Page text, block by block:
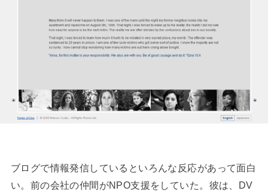
ブログで情報発信しているといろんな反応があって面白
い。前の会社の仲間がNPO支援をしていた。彼は、DV